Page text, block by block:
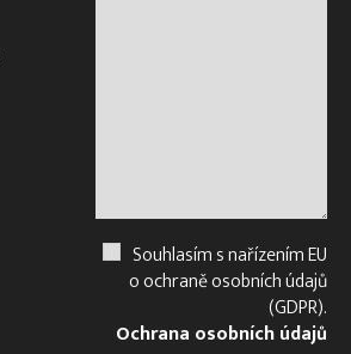
Souhlasím s nařízením EU
o ochraně osobních údajů
(GDPR).
Ochrana osobních údajů